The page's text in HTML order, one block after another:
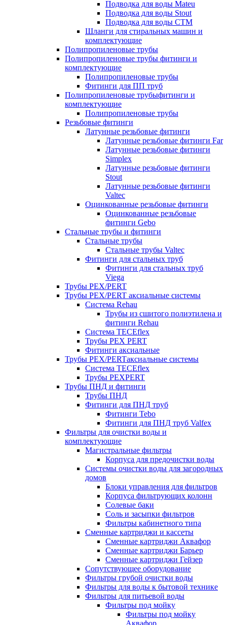
Подводка для воды Mateu
Подводка для воды Stout
Подводка для воды СТМ
Шланги для стиральных машин и
комплектующие
Полипропиленовые трубы
Полипропиленовые трубы фитинги и
комплектующие
Полипропиленовые трубы
Фитинги для ПП труб
Полипропиленовые трубыфитинги и
комплектующие
Полипропиленовые трубы
Резьбовые фитинги
Латунные резьбовые фитинги
Латунные резьбовые фитинги Far
Латунные резьбовые фитинги
Simplex
Латунные резьбовые фитинги
Stout
Латунные резьбовые фитинги
Valtec
Оцинкованные резьбовые фитинги
Оцинкованные резьбовые
фитинги Gebo
Стальные трубы и фитинги
Стальные трубы
Стальные трубы Valtec
Фитинги для стальных труб
Фитинги для стальных труб
Viega
Трубы PEX/PERT
Трубы PEX/PERT аксиальные системы
Система Rehau
Трубы из сшитого полиэтилена и
фитинги Rehau
Система TECEflex
Трубы PEX PERT
Фитинги аксиальные
Трубы PEX/PERTаксиальные системы
Система TECEflex
Трубы PEXPERT
Трубы ПНД и фитинги
Трубы ПНД
Фитинги для ПНД труб
Фитинги Tebo
Фитинги для ПНД труб Valfex
Фильтры для очистки воды и
комплектующие
Магистральные фильтры
Корпуса для предочистки воды
Системы очистки воды для загородных
домов
Блоки управления для фильтров
Корпуса фильтрующих колонн
Солевые баки
Соль и засыпки фильтров
Фильтры кабинетного типа
Сменные картриджи и кассеты
Сменные картриджи Аквафор
Сменные картриджи Барьер
Сменные картриджи Гейзер
Сопутствующее оборудование
Фильтры грубой очистки воды
Фильтры для воды к бытовой технике
Фильтры для питьевой воды
Фильтры под мойку
Фильтры под мойку